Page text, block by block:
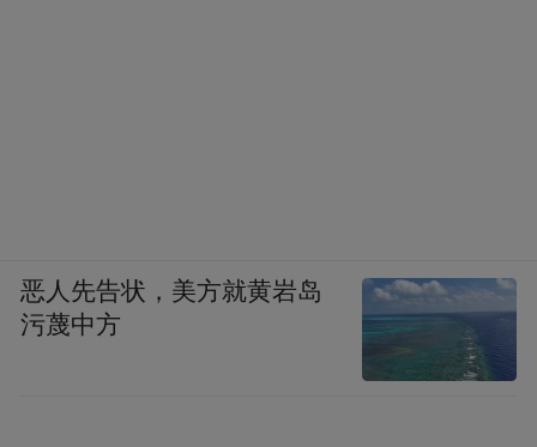
恶人先告状，美方就黄岩岛
污蔑中方